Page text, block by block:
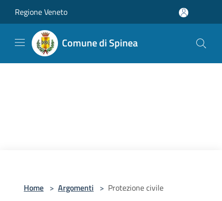
Regione Veneto
Comune di Spinea
Home > Argomenti > Protezione civile